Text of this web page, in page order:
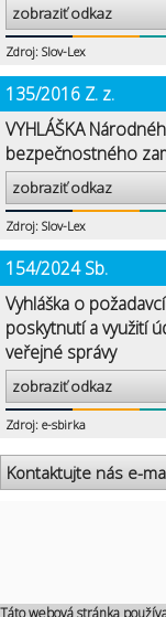
Táto webová stránka
zobraziť odkaz
Zdroj: Slov-Lex
135/2016 Z. z.
VYHLÁŠKA
bezpečnostného
zobraziť odkaz
Zdroj: Slov-Lex
154/2024 Sb.
Vyhláška o
poskytnutí a využití
veřejné správy
zobraziť odkaz
Zdroj: e-sbirka
Kontaktujte nás e-